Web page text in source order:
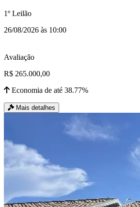
1º Leilão
26/08/2026 às 10:00
Avaliação
R$ 265.000,00
Economia de até 38.77%
Mais detalhes